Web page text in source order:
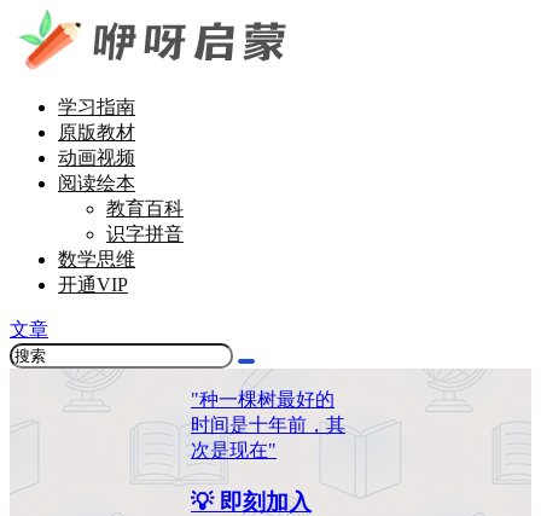
学习指南
原版教材
动画视频
阅读绘本
教育百科
识字拼音
数学思维
开通VIP
文章
"种一棵树最好的
时间是十年前，其
次是现在"
💡 即刻加入